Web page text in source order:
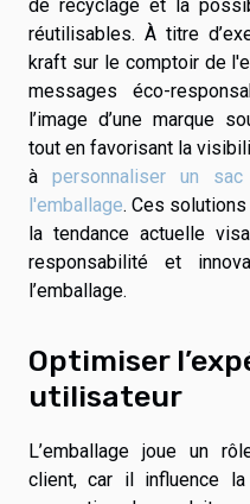
de recyclage et la
réutilisables. À titre
kraft sur le comptoir de
messages éco-
l’image d’une marque
tout en favorisant la
à personnaliser un
l'emballage. Ces
la tendance actuelle
responsabilité et
l’emballage.
Optimiser
utilisateur
L’emballage joue un
client, car il influence